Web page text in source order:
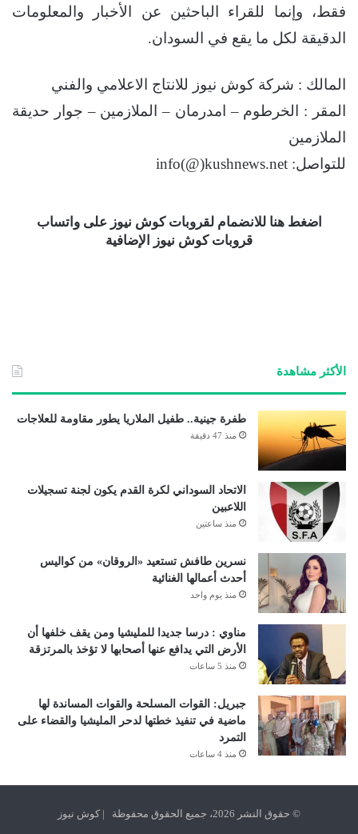
فقط، وإنما للقراء الباحثين عن الأخبار والمعلومات
الدقيقة لكل ما يقع في السودان.
المالك : شركة كوش نيوز للانتاج الاعلامي والفني
المقر : الخرطوم – امدرمان – الملازمين – جوار حديقة
الملازمين
للتواصل: info(@)kushnews.net
اضغط هنا للانضمام لقروبات كوش نيوز على واتساب
قروبات كوش نيوز الإضافية
الأكثر مشاهدة
طفرة جينية.. طفيل الملاريا يطور مقاومة للعلاجات
منذ 47 دقيقة
الاتحاد السوداني لكرة القدم يكون لجنة تسجيلات
اللاعبين
منذ ساعتين
نسرين طافش تستعيد «الروقان» من كواليس
أحدث أعمالها الغنائية
منذ يوم واحد
مناوي : درسا جديدا للمليشيا ومن يقف خلفها أن
الأرض التي يدافع عنها أصحابها لا تؤخذ بالمرتزقة
منذ 5 ساعات
جبريل: القوات المسلحة والقوات المساندة لها
ماضية في تنفيذ خطتها لدحر المليشيا والقضاء على
التمرد
منذ 4 ساعات
© حقوق النشر 2026، جميع الحقوق محفوظة | كوش نيوز